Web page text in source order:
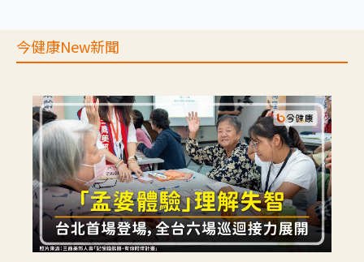
今健康New新聞